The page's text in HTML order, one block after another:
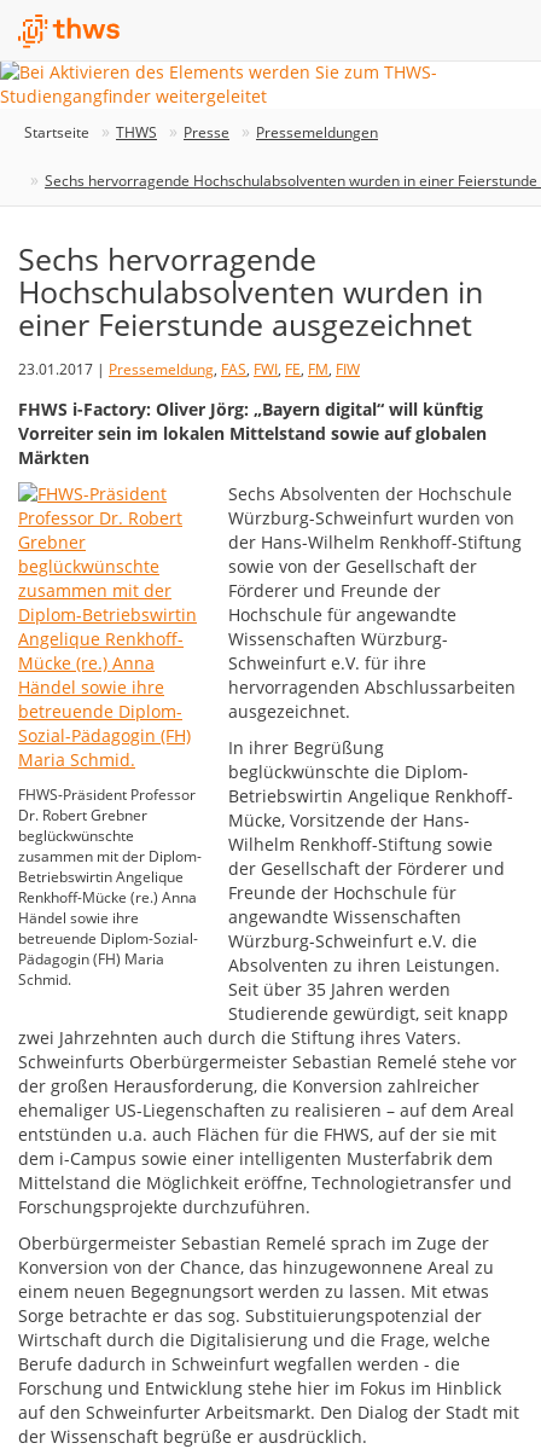
Startseite THWS Presse Pressemeldungen
Sechs hervorragende Hochschulabsolventen wurden in einer
Sechs hervorragende
Hochschulabsolventen wurden in
einer Feierstunde ausgezeichnet
23.01.2017 | Pressemeldung, FAS, FWI, FE, FM, FIW
FHWS i-Factory: Oliver Jörg: „Bayern digital“ will künftig
Vorreiter sein im lokalen Mittelstand sowie auf globalen
Märkten
FHWS-Präsident Professor
Dr. Robert Grebner
beglückwünschte
zusammen mit der Diplom-
Betriebswirtin Angelique
Renkhoff-Mücke (re.) Anna
Händel sowie ihre
betreuende Diplom-Sozial-
Pädagogin (FH) Maria
Schmid.
Sechs Absolventen der Hochschule
Würzburg-Schweinfurt wurden von
der Hans-Wilhelm Renkhoff-Stiftung
sowie von der Gesellschaft der
Förderer und Freunde der
Hochschule für angewandte
Wissenschaften Würzburg-
Schweinfurt e.V. für ihre
hervorragenden Abschlussarbeiten
ausgezeichnet.
In ihrer Begrüßung
beglückwünschte die Diplom-
Betriebswirtin Angelique Renkhoff-
Mücke, Vorsitzende der Hans-
Wilhelm Renkhoff-Stiftung sowie
der Gesellschaft der Förderer und
Freunde der Hochschule für
angewandte Wissenschaften
Würzburg-Schweinfurt e.V. die
Absolventen zu ihren Leistungen.
Seit über 35 Jahren werden
Studierende gewürdigt, seit knapp
zwei Jahrzehnten auch durch die Stiftung ihres Vaters.
Schweinfurts Oberbürgermeister Sebastian Remelé stehe vor
der großen Herausforderung, die Konversion zahlreicher
ehemaliger US-Liegenschaften zu realisieren – auf dem Areal
entstünden u.a. auch Flächen für die FHWS, auf der sie mit
dem i-Campus sowie einer intelligenten Musterfabrik dem
Mittelstand die Möglichkeit eröffne, Technologietransfer und
Forschungsprojekte durchzuführen.
Oberbürgermeister Sebastian Remelé sprach im Zuge der
Konversion von der Chance, das hinzugewonnene Areal zu
einem neuen Begegnungsort werden zu lassen. Mit etwas
Sorge betrachte er das sog. Substituierungspotenzial der
Wirtschaft durch die Digitalisierung und die Frage, welche
Berufe dadurch in Schweinfurt wegfallen werden - die
Forschung und Entwicklung stehe hier im Fokus im Hinblick
auf den Schweinfurter Arbeitsmarkt. Den Dialog der Stadt mit
der Wissenschaft begrüße er ausdrücklich.